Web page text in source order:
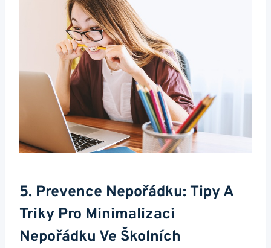
5. Prevence Nepořádku: Tipy A
Triky Pro Minimalizaci
Nepořádku Ve Školních